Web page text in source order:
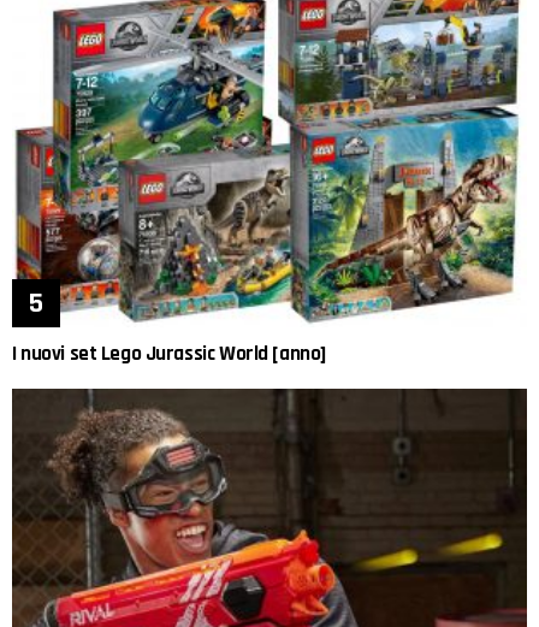
I nuovi set Lego Jurassic World [anno]